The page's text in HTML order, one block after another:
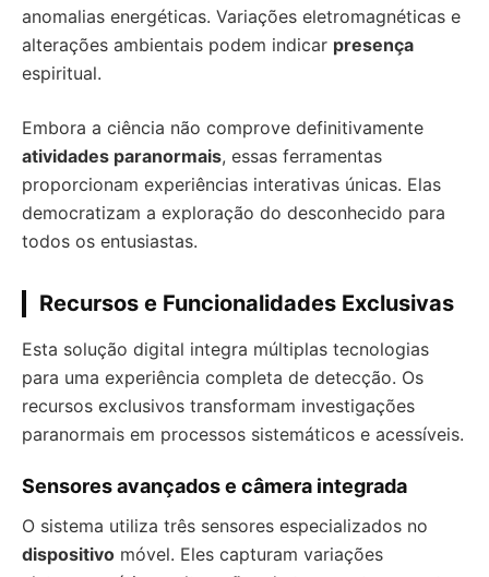
anomalias energéticas. Variações eletromagnéticas e
alterações ambientais podem indicar presença
espiritual.
Embora a ciência não comprove definitivamente
atividades paranormais, essas ferramentas
proporcionam experiências interativas únicas. Elas
democratizam a exploração do desconhecido para
todos os entusiastas.
Recursos e Funcionalidades Exclusivas
Esta solução digital integra múltiplas tecnologias
para uma experiência completa de detecção. Os
recursos exclusivos transformam investigações
paranormais em processos sistemáticos e acessíveis.
Sensores avançados e câmera integrada
O sistema utiliza três sensores especializados no
dispositivo móvel. Eles capturam variações